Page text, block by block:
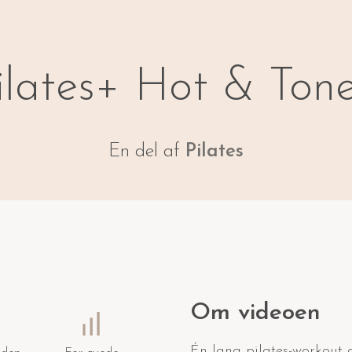
Hot &
En del af Pilates
Om videoen